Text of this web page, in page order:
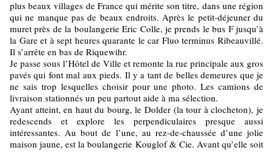
plus beaux villages de France qui mérite son titre, dans une région
qui ne manque pas de beaux endroits. Après le petit-déjeuner du
muret près de la boulangerie Eric Colle, je prends le bus F jusqu’à
la Gare et à sept heures quarante le car Fluo terminus Ribeauvillé.
Il s’arrête en bas de Riquewihr.
Je passe sous l’Hôtel de Ville et remonte la rue principale aux gros
pavés qui font mal aux pieds. Il y a tant de belles demeures que je
ne sais trop lesquelles choisir pour une photo. Les camions de
livraison stationnés un peu partout aide à ma sélection.
Ayant atteint, en haut du bourg, le Dolder (la tour à clocheton), je
redescends et explore les perpendiculaires presque aussi
intéressantes. Au bout de l’une, au rez-de-chaussée d’une jolie
maison jaune, est la boulangerie Kouglof & Cie. Avant qu’elle soit